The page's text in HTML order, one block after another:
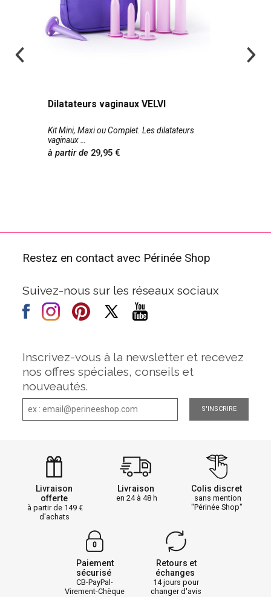
Dilatateurs vaginaux VELVI
Kit Mini, Maxi ou Complet. Les dilatateurs
vaginaux
à partir de 29,95
Restez en contact avec Périnée Shop
Suivez-nous sur les réseaux sociaux
Inscrivez-vous à la newsletter et recevez
nos offres spéciales, conseils et
nouveautés.
S'INSCRIRE
Livraison
offerte
à partir de 149
d'achats
Livraison
en 24 à 48 h
Colis discret
sans mention
"Périnée Shop"
Paiement
sécurisé
CB-PayPal-
Virement-Chèque
Retours et
échanges
14 jours pour
changer d'avis